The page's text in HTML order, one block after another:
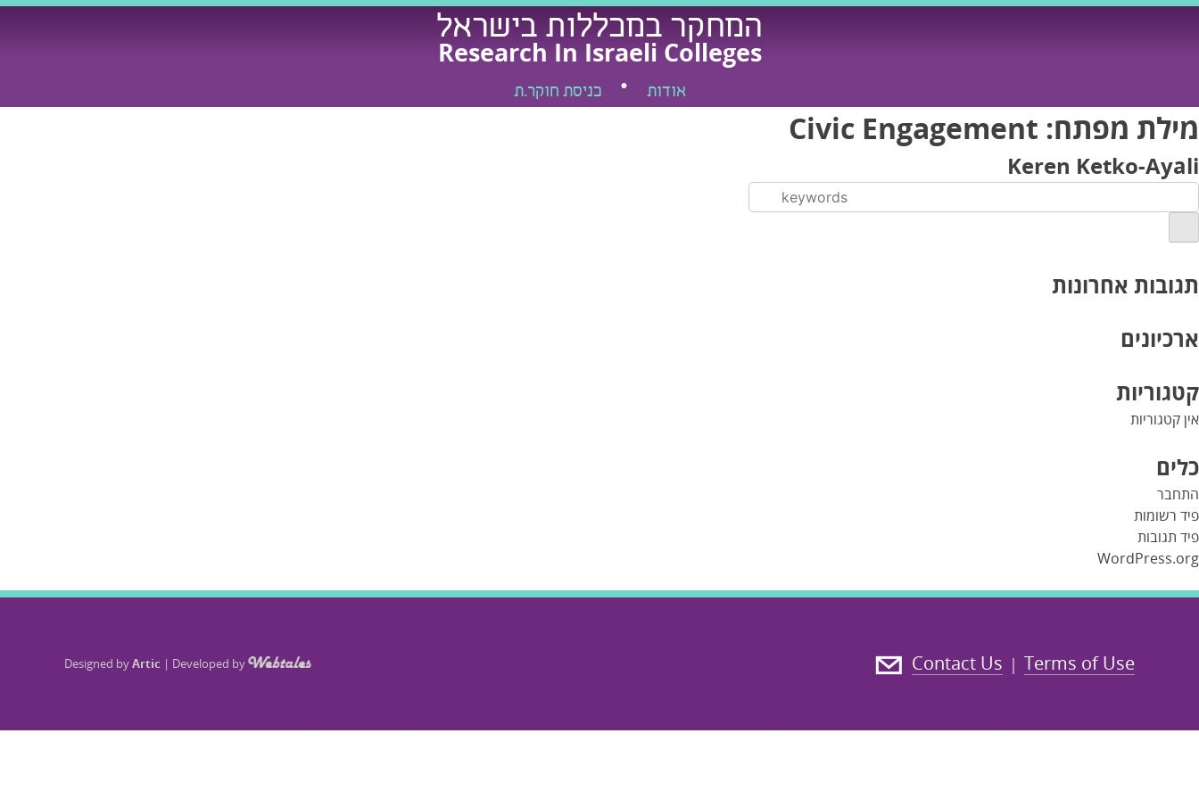
Skip
המחקר במכללות בישראל
Research In Israeli Colleges
אודות כניסת חוקר.ת
מילת מפתח: Civic Engagement
Keren Ketko-Ayali
תגובות אחרונות
ארכיונים
קטגוריות
אין קטגוריות
כלים
התחבר
פיד רשומות
פיד תגובות
WordPress.org
Terms of Use
|
Contact Us
Designed byArtic | Developed by